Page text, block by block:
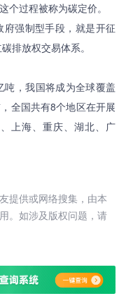
个过程被称为碳定价。
强制型手段，就是开征
排放权交易体系。
，我国将成为全球覆盖
全国共有8个地区在开展
上海、重庆、湖北、广
提供或网络搜集，由本
。如涉及版权问题，请